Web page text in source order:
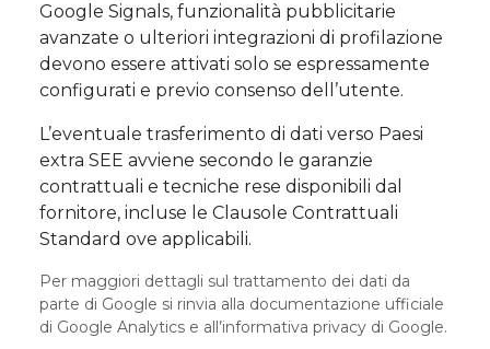
Google Signals, funzionalità pubblicitarie
avanzate o ulteriori integrazioni di profilazione
devono essere attivati solo se espressamente
configurati e previo consenso dell’utente.
L’eventuale trasferimento di dati verso Paesi
extra SEE avviene secondo le garanzie
contrattuali e tecniche rese disponibili dal
fornitore, incluse le Clausole Contrattuali
Standard ove applicabili.
Per maggiori dettagli sul trattamento dei dati da
parte di Google si rinvia alla documentazione ufficiale
di Google Analytics e all’informativa privacy di Google.